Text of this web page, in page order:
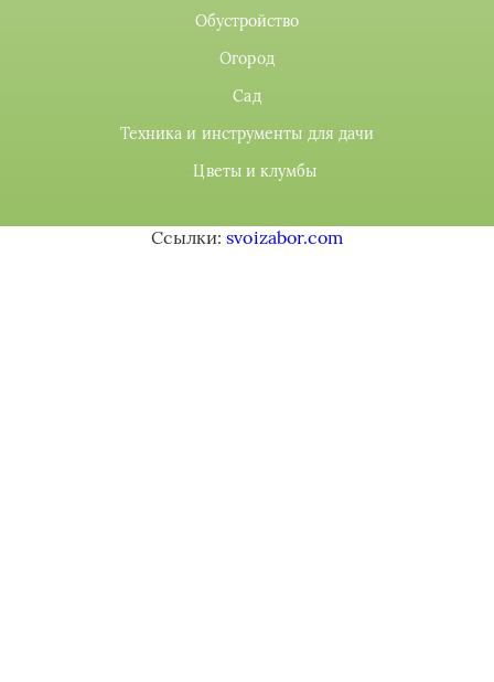
Обустройство
Огород
Сад
Техника и инструменты для дачи
Цветы и клумбы
Ссылки:svoizabor.com